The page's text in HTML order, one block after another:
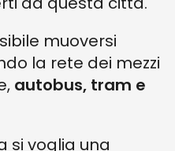
muoversi
la rete dei mezzi
autobus, tram e
si voglia una